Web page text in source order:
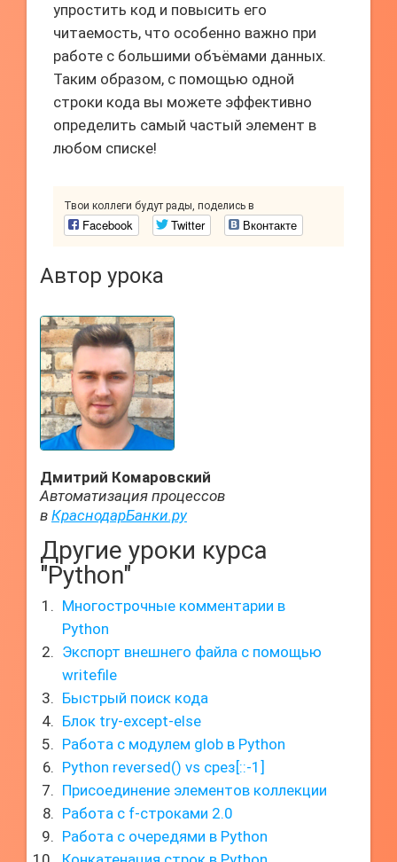
упростить код и повысить его
читаемость, что особенно важно при
работе с большими объёмами данных.
Таким образом, с помощью одной
строки кода вы можете эффективно
определить самый частый элемент в
любом списке!
Твои коллеги будут рады, поделись в
Facebook Twitter Вконтакте
Автор урока
Дмитрий Комаровский
Автоматизация процессов
в КраснодарБанки.ру
Другие уроки курса
"Python"
Многострочные комментарии в
Python
Экспорт внешнего файла с помощью
writefile
Быстрый поиск кода
Блок try-except-else
Работа с модулем glob в Python
Python reversed() vs срез[::-1]
Присоединение элементов коллекции
Работа с f-строками 2.0
Работа с очередями в Python